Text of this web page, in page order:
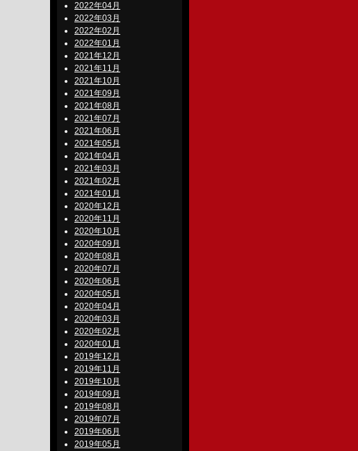
2022年04月
2022年03月
2022年02月
2022年01月
2021年12月
2021年11月
2021年10月
2021年09月
2021年08月
2021年07月
2021年06月
2021年05月
2021年04月
2021年03月
2021年02月
2021年01月
2020年12月
2020年11月
2020年10月
2020年09月
2020年08月
2020年07月
2020年06月
2020年05月
2020年04月
2020年03月
2020年02月
2020年01月
2019年12月
2019年11月
2019年10月
2019年09月
2019年08月
2019年07月
2019年06月
2019年05月